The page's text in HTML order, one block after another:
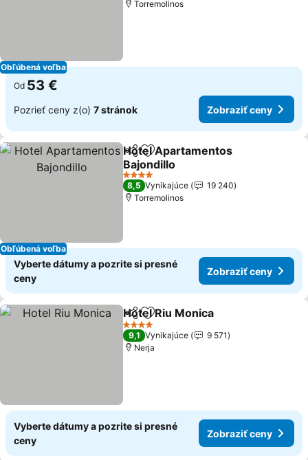
Obľúbená voľba
Torremolinos
Od 53 €
Pozrieť ceny z(o) 7 stránok Zobraziť ceny
Obľúbená voľba
ZdieľaťPridať do obľúbených
Hotel Apartamentos
Bajondillo
4 Počet hviezdičiek
8,5 Vynikajúce
19 240
Torremolinos
Vyberte dátumy a pozrite si presné
ceny
Zobraziť ceny
ZdieľaťPridať do obľúbených
Hotel Riu Monica
4 Počet hviezdičiek
9,1 Vynikajúce
9 571
Nerja
Vyberte dátumy a pozrite si presné
ceny
Zobraziť ceny